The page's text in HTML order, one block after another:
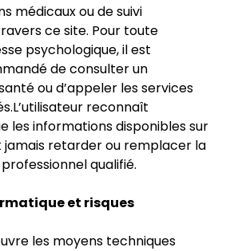
médicaux ou de suivi
ce site. Pour toute
psychologique, il est
de consulter un
ou d’appeler les services
reconnaît
les informations disponibles sur
jamais retarder ou remplacer la
qualifié.
et risques
les moyens techniques